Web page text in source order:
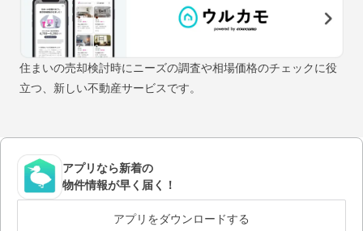
住まいの売却検討時にニーズの調査や相場価格のチェックに役
立つ、新しい不動産サービスです。
アプリなら新着の
物件情報が早く届く！
アプリをダウンロードする